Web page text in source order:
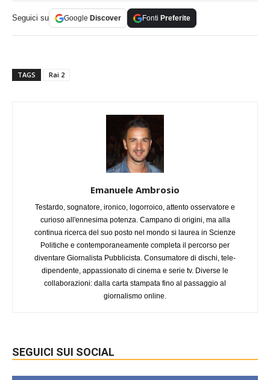
Seguici su Google Discover Fonti Preferite
TAGS Rai 2
Emanuele Ambrosio
Testardo, sognatore, ironico, logorroico, attento osservatore e
curioso all'ennesima potenza. Campano di origini, ma alla
continua ricerca del suo posto nel mondo si laurea in Scienze
Politiche e contemporaneamente completa il percorso per
diventare Giornalista Pubblicista. Consumatore di dischi, tele-
dipendente, appassionato di cinema e serie tv. Diverse le
collaborazioni: dalla carta stampata fino al passaggio al
giornalismo online.
SEGUICI SUI SOCIAL